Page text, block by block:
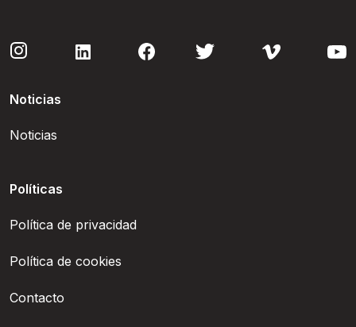
Noticias
Noticias
Políticas
Política de privacidad
Política de cookies
Contacto